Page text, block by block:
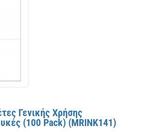
Γενικής Χρήσης
(100 Pack) (MRINK141)